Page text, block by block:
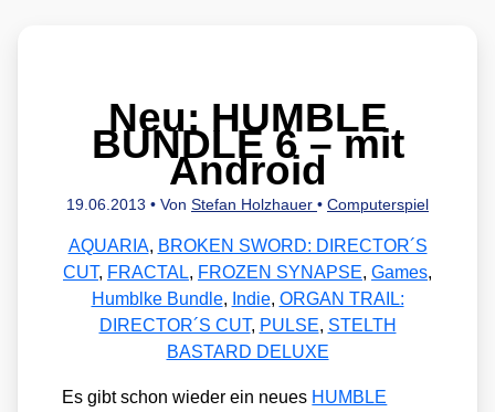
Neu: HUMBLE
BUNDLE 6 – mit
Android
19.06.2013 • Von Stefan Holzhauer • Computerspiel
AQUARIA, BROKEN SWORD: DIRECTOR´S
CUT, FRACTAL, FROZEN SYNAPSE, Games,
Humblke Bundle, Indie, ORGAN TRAIL:
DIRECTOR´S CUT, PULSE, STELTH
BASTARD DELUXE
Es gibt schon wie­der ein neu­es HUMBLE